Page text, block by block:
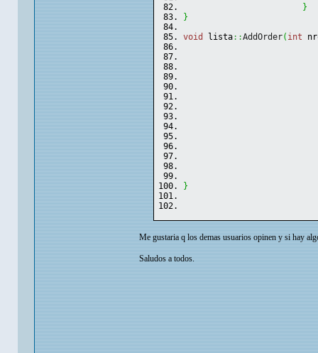
}
}
void
lista::AddOrder( int
}
Me gustaria q los demas usuarios opinen y si hay
Saludos a todos.